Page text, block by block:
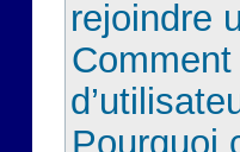
rejoindre
Pourquoi